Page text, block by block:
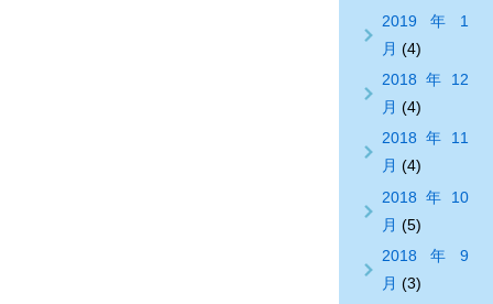
2019年1
月 (4)
2018年12
月 (4)
2018年11
月 (4)
2018年10
月 (5)
2018年9
月 (3)